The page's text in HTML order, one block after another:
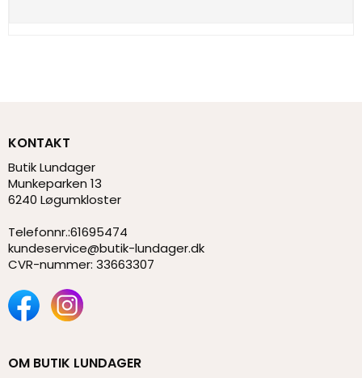
KONTAKT
Butik Lundager
Munkeparken 13
6240 Løgumkloster
Telefonnr.:61695474
kundeservice@butik-lundager.dk
CVR-nummer: 33663307
OM BUTIK LUNDAGER